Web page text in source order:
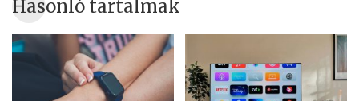
Hasonló tartalmak